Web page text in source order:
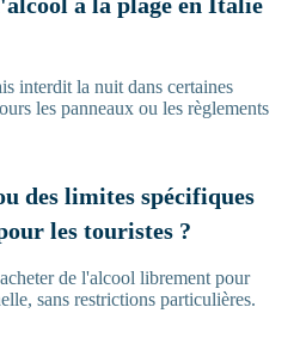
interdit la nuit dans certaines
les panneaux ou les règlements
des limites spécifiques
les touristes ?
de l'alcool librement pour
sans restrictions particulières.